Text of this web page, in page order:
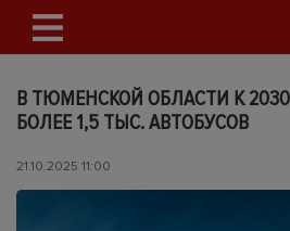
В ТЮМЕНСКОЙ ОБЛАСТИ К
БОЛЕЕ 1,5 ТЫС. АВТОБУСОВ
21.10.2025 11:00